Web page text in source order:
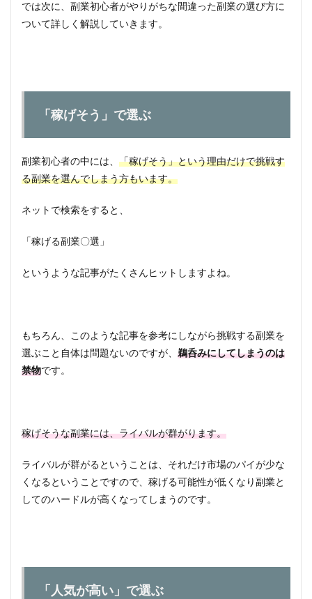
を絞
り込
際に
挑戦
して
副業
者に
の副
業っ
体ど
ブロ
4.2
株式
5
まと
では次に、副業初心者がやりがちな間違った副業の選び方に
ついて詳しく解説していきます。
「稼げそう」で選ぶ
副業初心者の中には、 「稼げそう」という理由だけで挑戦す
る副業を選んでしまう方もいます。
ネットで検索をすると、
「稼げる副業〇選」
というような記事がたくさんヒットしますよね。
もちろん、このような記事を参考にしながら挑戦する副業を
選ぶこと自体は問題ないのですが、 鵜呑みにしてしまうのは
禁物です。
稼げそうな副業には、ライバルが群がります。
ライバルが群がるということは、それだけ市場のパイが少な
くなるということですので、稼げる可能性が低くなり副業と
してのハードルが高くなってしまうのです。
「人気が高い」で選ぶ